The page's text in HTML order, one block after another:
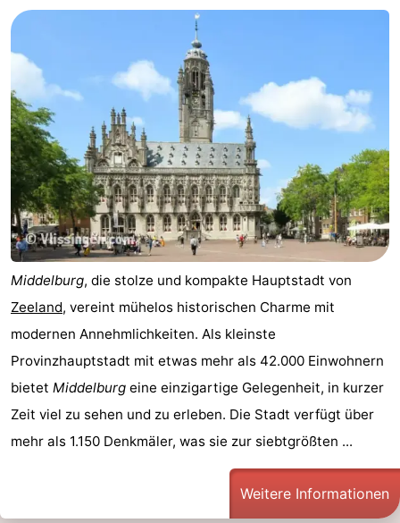
Middelburg, die stolze und kompakte Hauptstadt von
Zeeland, vereint mühelos historischen Charme mit
modernen Annehmlichkeiten. Als kleinste
Provinzhauptstadt mit etwas mehr als 42.000 Einwohnern
bietet Middelburg eine einzigartige Gelegenheit, in kurzer
Zeit viel zu sehen und zu erleben. Die Stadt verfügt über
mehr als 1.150 Denkmäler, was sie zur siebtgrößten ...
Weitere Informationen